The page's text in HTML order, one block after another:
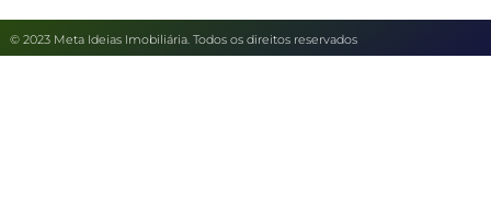
© 2023 Meta Ideias Imobiliária. Todos os direitos reservados